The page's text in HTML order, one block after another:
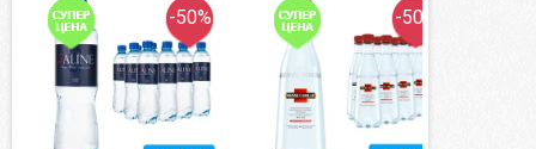
-50% -50%